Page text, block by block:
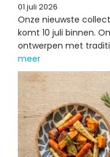
01 juli 2026
Onze nieuwste
komt 10 juli binnen.
ontwerpen met
meer